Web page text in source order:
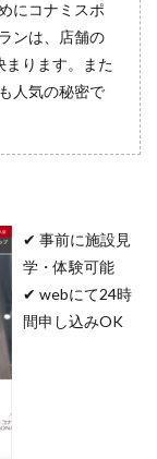
にコナミスポ
ンは、店舗の
ります。また
人気の秘密で
✔︎ 事前に施設見
学・体験可能
✔︎ webにて24時
間申し込みOK